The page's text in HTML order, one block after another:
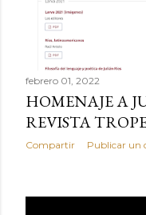
febrero 01, 2022
HOMENAJE A
REVISTA
Compartir Publicar un